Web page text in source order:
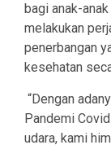
bagi anak-
melakukan
penerbangan
kesehatan
“Dengan
Pandemi
udara, kami